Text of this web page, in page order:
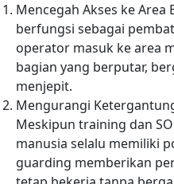
Mencegah Akses ke Area
berfungsi sebagai
operator masuk ke area
bagian yang berputar,
menjepit.
Mengurangi
Meskipun training dan
manusia selalu memiliki
guarding memberikan